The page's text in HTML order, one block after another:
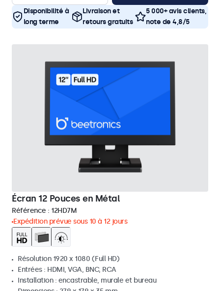
Disponibilité à
long terme
Livraison et
retours gratuits
5 000+ avis clients,
note de 4,8/5
Écran 12 Pouces en Métal
Référence : 12HD7M
Expédition prévue sous 10 à 12 jours
Résolution 1920 x 1080 (Full HD)
Entrées : HDMI, VGA, BNC, RCA
Installation : encastrable, murale et bureau